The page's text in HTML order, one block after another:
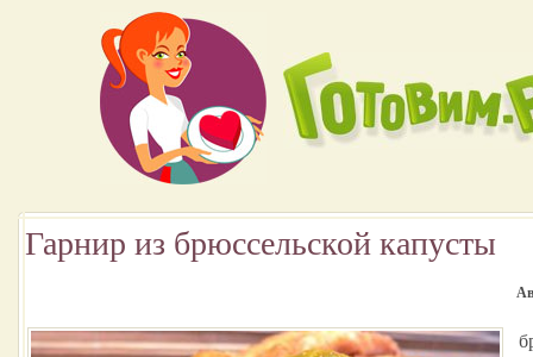
Гарнир из брюссельской капусты